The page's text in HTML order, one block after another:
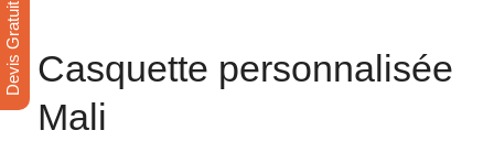
Casquette personnalisée
Mali
Devis Gratuit